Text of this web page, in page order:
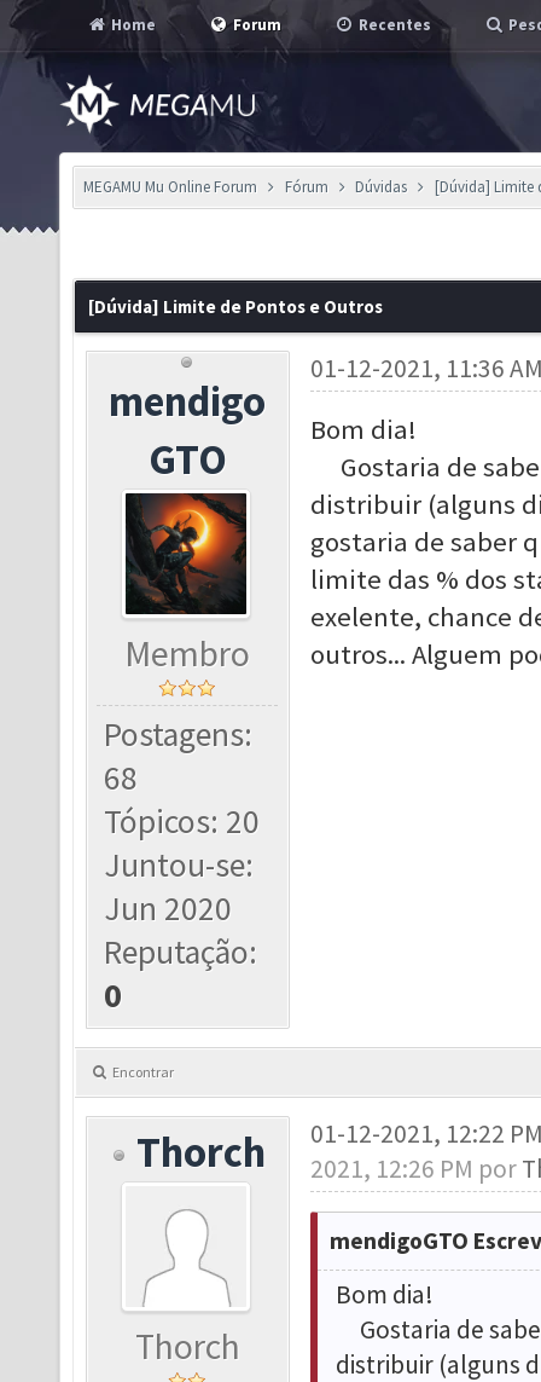
Home Forum Recentes
MEGAMU Mu Online Forum Fórum Dúvidas [Dúvida] Limite
[Dúvida] Limite de Pontos e Outros
mendigo
GTO
Membro
Postagens:
68
Tópicos: 20
Juntou-se:
Jun 2020
Reputação:
0
01-12-2021, 11:36
Bom dia!
Gostaria de
distribuir (alguns
gostaria de saber
limite das % dos
exelente, chance
outros... Alguem
Encontrar
Thorch
Thorch
01-12-2021, 12:22
2021, 12:26 PM por
mendigoGTO
Bom dia!
Gostaria de
distribuir (alguns